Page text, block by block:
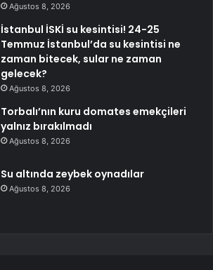
Ağustos 8, 2026
İstanbul İSKİ su kesintisi! 24-25
Temmuz İstanbul’da su kesintisi ne
zaman bitecek, sular ne zaman
gelecek?
Ağustos 8, 2026
Torbalı’nın kuru domates emekçileri
yalnız bırakılmadı
Ağustos 8, 2026
Su altında zeybek oynadılar
Ağustos 8, 2026